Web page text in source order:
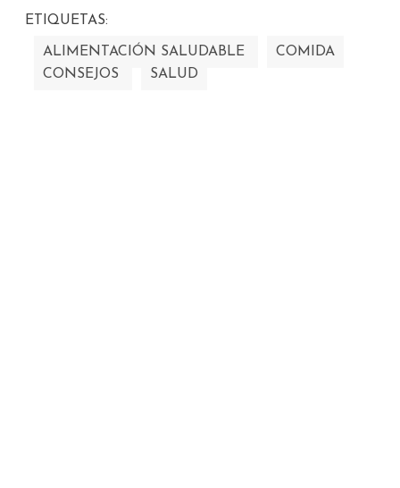
ETIQUETAS:
ALIMENTACIÓN SALUDABLE
COMIDA
CONSEJOS
SALUD